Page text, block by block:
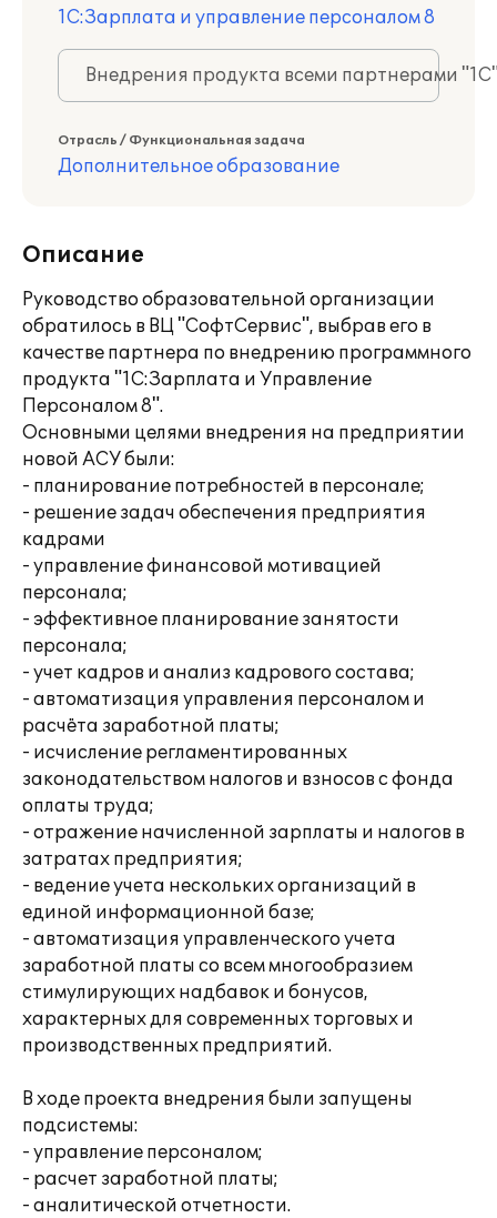
1С:Зарплата и управление персоналом 8
Внедрения продукта всеми партнерами
Отрасль / Функциональная задача
Дополнительное образование
Описание
Руководство образовательной организации
обратилось в ВЦ "СофтСервис", выбрав его в
качестве партнера по внедрению программного
продукта "1С:Зарплата и Управление
Персоналом 8".
Основными целями внедрения на предприятии
новой АСУ были:
- планирование потребностей в персонале;
- решение задач обеспечения предприятия
кадрами
- управление финансовой мотивацией
персонала;
- эффективное планирование занятости
персонала;
- учет кадров и анализ кадрового состава;
- автоматизация управления персоналом и
расчёта заработной платы;
- исчисление регламентированных
законодательством налогов и взносов с фонда
оплаты труда;
- отражение начисленной зарплаты и налогов в
затратах предприятия;
- ведение учета нескольких организаций в
единой информационной базе;
- автоматизация управленческого учета
заработной платы со всем многообразием
стимулирующих надбавок и бонусов,
характерных для современных торговых и
производственных предприятий.
В ходе проекта внедрения были запущены
подсистемы:
- управление персоналом;
- расчет заработной платы;
- аналитической отчетности.